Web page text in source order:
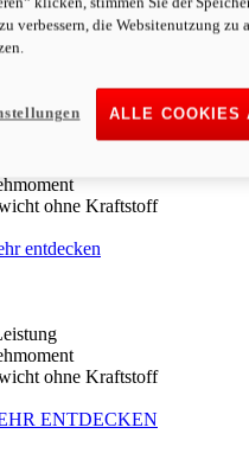
ohne Kraftstoff
ohne Kraftstoff
entdecken
ohne Kraftstoff
ENTDECKEN
verbessern, die Websitenutzung zu
ALLE COOKIES